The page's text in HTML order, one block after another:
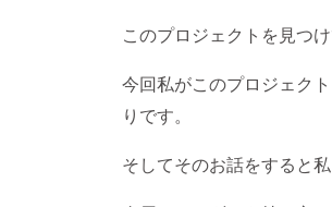
このプロジェクトを見つ
今回私がこのプロジェク
りです。
そしてそのお話をすると